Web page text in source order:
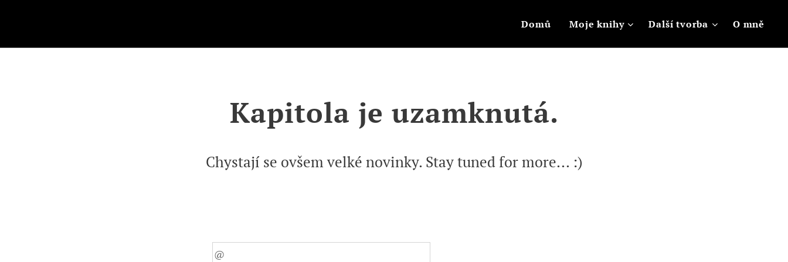
Domů Moje knihy Další tvorba O mně
Kapitola je uzamknutá.
Chystají se ovšem velké novinky. Stay tuned for more... :)